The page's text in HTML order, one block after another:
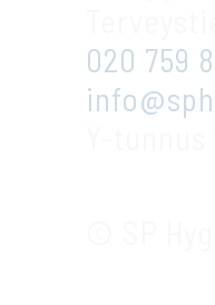
020 759